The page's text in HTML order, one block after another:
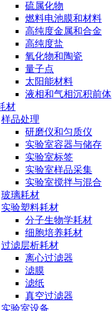
硫属化物
燃料电池膜和材料
高纯度金属和合金
高纯度盐
氧化物和陶瓷
量子点
太阳能材料
液相和气相沉积前体
材
样品处理
研磨仪和匀质仪
实验室容器与储存
实验室标签
实验室样品采集
实验室搅拌与混合
玻璃耗材
实验塑料耗材
分子生物学耗材
细胞培养耗材
过滤层析耗材
离心过滤器
滤膜
滤纸
真空过滤器
实验室设备